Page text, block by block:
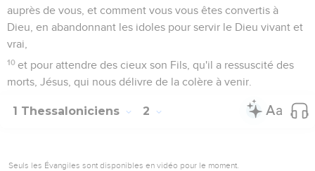
auprès de vous, et comment vous vous êtes convertis à
Dieu, en abandonnant les idoles pour servir le Dieu vivant et
vrai,
10 et pour attendre des cieux son Fils, qu'il a ressuscité des
morts, Jésus, qui nous délivre de la colère à venir.
1 Thessaloniciens 2
Seuls les Évangiles sont disponibles en vidéo pour le moment.